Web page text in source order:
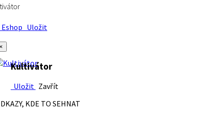
Uložit
Kultivátor
Uložit Zavřít
KDE TO SEHNAT